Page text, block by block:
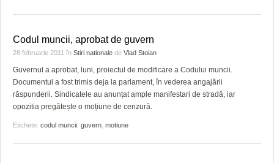
Codul muncii, aprobat de guvern
28 februarie 2011 în Stiri nationale de Vlad Stoian
Guvernul a aprobat, luni, proiectul de modificare a Codului muncii.
Documentul a fost trimis deja la parlament, în vederea angajării
răspunderii. Sindicatele au anunțat ample manifestari de stradă, iar
opozitia pregătește o moțiune de cenzură.
Etichete: codul muncii guvern motiune